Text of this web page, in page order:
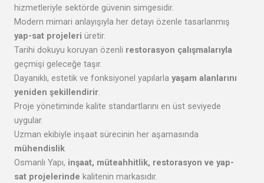
hizmetleriyle sektörde güvenin simgesidir.
Modern mimari anlayışıyla her detayı özenle tasarlanmış
yap-sat projeleri üretir.
Tarihi dokuyu koruyan özenli restorasyon çalışmalarıyla
geçmişi geleceğe taşır.
Dayanıklı, estetik ve fonksiyonel yapılarla yaşam alanlarını
yeniden şekillendirir.
Proje yönetiminde kalite standartlarını en üst seviyede
uygular.
Uzman ekibiyle inşaat sürecinin her aşamasında
mühendislik
Osmanlı Yapı, inşaat, müteahhitlik, restorasyon ve yap-
sat projelerinde kalitenin markasıdır.